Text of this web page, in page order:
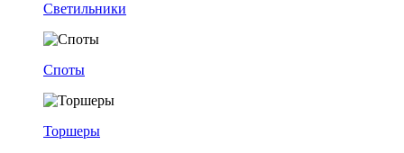
Светильники
Споты
Торшеры